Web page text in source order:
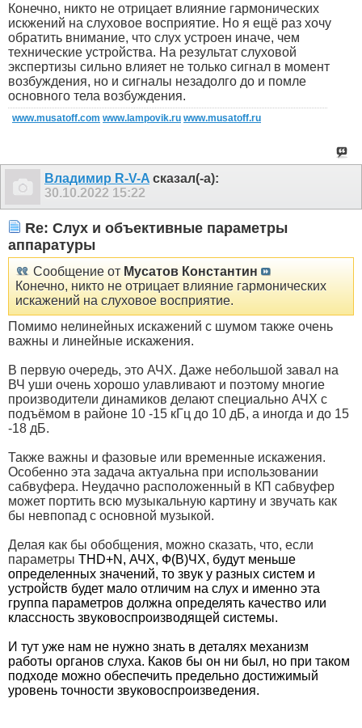
Конечно, никто не отрицает влияние гармонических
искжений на слуховое восприятие. Но я ещё раз хочу
обратить внимание, что слух устроен иначе, чем
технические устройства. На результат слуховой
экспертизы сильно влияет не только сигнал в момент
возбуждения, но и сигналы незадолго до и помле
основного тела возбуждения.
www.musatoff.com www.lampovik.ru www.musatoff.ru
Владимир R-V-A сказал(-а):
30.10.2022 15:22
Re: Слух и объективные параметры
аппаратуры
Сообщение от Мусатов Константин
Конечно, никто не отрицает влияние гармонических
искажений на слуховое восприятие.
Помимо нелинейных искажений с шумом также очень
важны и линейные искажения.
В первую очередь, это АЧХ. Даже небольшой завал на
ВЧ уши очень хорошо улавливают и поэтому многие
производители динамиков делают специально АЧХ с
подъёмом в районе 10 -15 кГц до 10 дБ, а иногда и до 15
-18 дБ.
Также важны и фазовые или временные искажения.
Особенно эта задача актуальна при использовании
сабвуфера. Неудачно расположенный в КП сабвуфер
может портить всю музыкальную картину и звучать как
бы невпопад с основной музыкой.
Делая как бы обобщения, можно сказать, что, если
параметры THD+N, АЧХ, Ф(В)ЧХ, будут меньше
определенных значений, то звук у разных систем и
устройств будет мало отличим на слух и именно эта
группа параметров должна определять качество или
классность звуковоспроизводящей системы.
И тут уже нам не нужно знать в деталях механизм
работы органов слуха. Каков бы он ни был, но при таком
подходе можно обеспечить предельно достижимый
уровень точности звуковоспроизведения.